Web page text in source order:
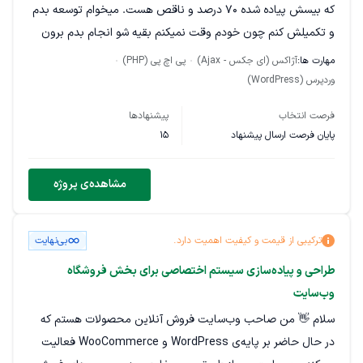
بخش ها طراحی باید سئو فرندلی و سازگار با پلاگین های رنک مث
و ووکامرس و المنتور و جت انجین و سایر پلاگینهای استفاده شده در
وب سایت باشد. . برای سادگی در این مرحله صرفا طراحی بر اساس
نمایش در موبایل است.
نحوه ارسال پیشنهاد: لطفاًدر پیشنهاد خود موارد زیر را حتماً ذکر کنید:
چهارگانه فوق 2.⁠ ⁠برآورد زمان و هزینه نهایی پروژه 3.⁠ ⁠نمونه کارهای
مشابه، به ویژه پروژه‌های مرتبط با ووکامرس و المنتور 4.⁠ ⁠هرگونه
پیشنهاد فنی سازنده برای بهبود، بهینه‌سازی یا کاهش هزینه‌های
پروژه (شامل استفاده از سایر تکنولوژی ها زبان های برنامه نویسی
مقل react یا nodejs یا ...)
که بیسش پیاده شده ۷۰ درصد و ناقص هست. میخوام توسعه بدم
و تکمیلش کنم چون خودم وقت نمیکنم بقیه شو انجام بدم برون
سپاری میکنم لطفا کسانی که کار کردن و مسلط به افزونه نویسی
وردپرس هستن پیام بدن
مهارت ها:آژاکس (ای جکس - Ajax)
پی اچ پی (PHP)
وردپرس (WordPress)
فرصت انتخاب
پایان فرصت ارسال پیشنهاد
پیشنهادها
15
مشاهده‌ی پروژه
ترکیبی از قیمت و کیفیت اهمیت دارد. بی‌نهایت
طراحی و پیاده‌سازی سیستم اختصاصی برای بخش فروشگاه
وب‌سایت
سلام 👋 من صاحب وب‌سایت فروش آنلاین محصولات هستم که
در حال حاضر بر پایه‌ی WordPress و WooCommerce فعالیت